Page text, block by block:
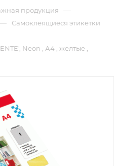
продукция —
Самоклеящиеся этикетки
Neon , А4 , желтые ,